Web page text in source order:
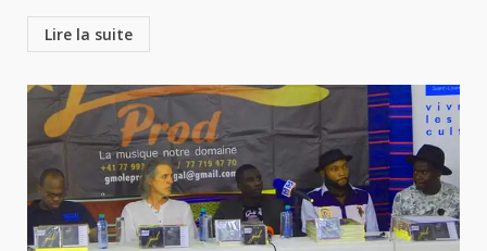
Lire la suite